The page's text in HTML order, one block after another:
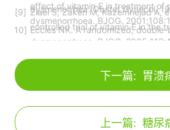
effect of vitamin E in treatment of
dysmenorrhoea. BJOG.
dysmenorrhea. Obstet Gynecol.
Ziaei S, Zakeri M, Kazemnejad A,
controlled trial of vitamin E in the
dysmenorrhoea. BJOG.
Eccles NK. A randomized,
a static magnet to relieve
Complement Med. 2005;11:681-
上一篇: 糖尿
下一篇: 胃溃